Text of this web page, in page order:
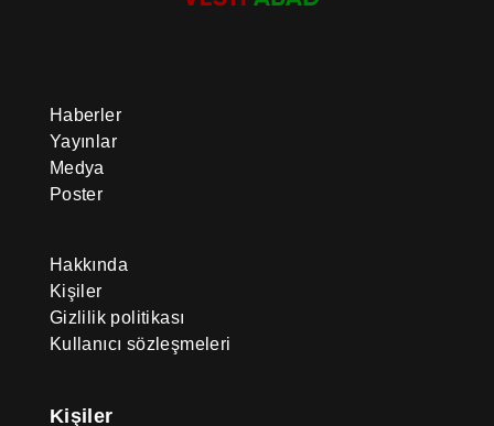
Haberler
Yayınlar
Medya
Poster
Hakkında
Kişiler
Gizlilik politikası
Kullanıcı sözleşmeleri
Kişiler